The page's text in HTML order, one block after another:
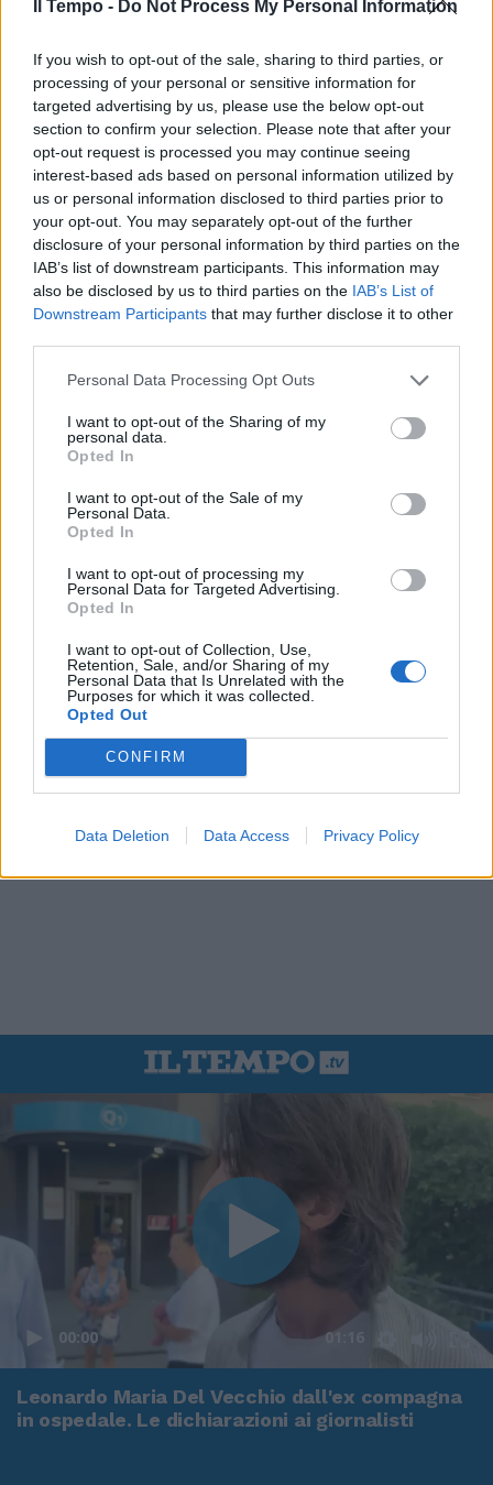
Il Tempo - Do Not Process My Personal Information
If you wish to opt-out of the sale, sharing to third parties, or
processing of your personal or sensitive information for
targeted advertising by us, please use the below opt-out
section to confirm your selection. Please note that after your
opt-out request is processed you may continue seeing
interest-based ads based on personal information utilized by
us or personal information disclosed to third parties prior to
your opt-out. You may separately opt-out of the further
disclosure of your personal information by third parties on the
IAB’s list of downstream participants. This information may
also be disclosed by us to third parties on the IAB’s List of
Downstream Participants that may further disclose it to other
Personal Data Processing Opt Outs
I want to opt-out of the Sharing of my
personal data.
Opted In
I want to opt-out of the Sale of my
Personal Data.
Opted In
I want to opt-out of processing my
Personal Data for Targeted Advertising.
Opted In
I want to opt-out of Collection, Use,
Retention, Sale, and/or Sharing of my
Personal Data that Is Unrelated with the
Purposes for which it was collected.
Opted Out
CONFIRM
Data Deletion Data Access Privacy Policy
In evidenza
00:00 01:16
Leonardo Maria Del Vecchio dall'ex compagna
in ospedale. Le dichiarazioni ai giornalisti